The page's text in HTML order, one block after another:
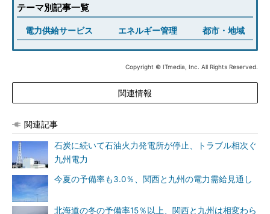
テーマ別記事一覧
電力供給サービス エネルギー管理 都市・地域
Copyright © ITmedia, Inc. All Rights Reserved.
関連情報
関連記事
石炭に続いて石油火力発電所が停止、トラブル相次ぐ
九州電力
今夏の予備率も3.0％、関西と九州の電力需給見通し
北海道の冬の予備率15％以上、関西と九州は相変わら